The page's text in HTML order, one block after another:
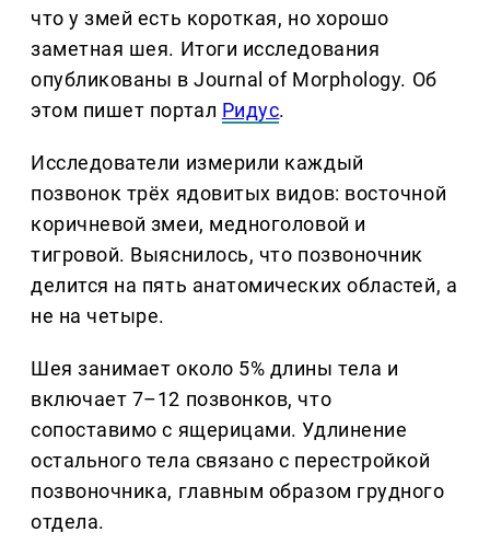
что у змей есть короткая, но хорошо
заметная шея. Итоги исследования
опубликованы в Journal of Morphology. Об
этом пишет портал Ридус.
Исследователи измерили каждый
позвонок трёх ядовитых видов: восточной
коричневой змеи, медноголовой и
тигровой. Выяснилось, что позвоночник
делится на пять анатомических областей, а
не на четыре.
Шея занимает около 5% длины тела и
включает 7–12 позвонков, что
сопоставимо с ящерицами. Удлинение
остального тела связано с перестройкой
позвоночника, главным образом грудного
отдела.